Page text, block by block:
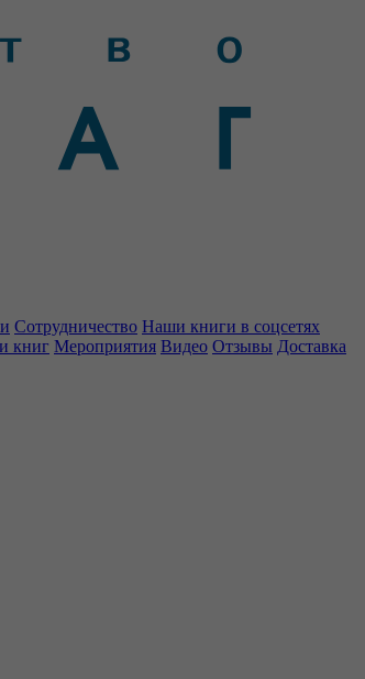
Сотрудничество Наши книги в соцсетях
книг Мероприятия Видео Отзывы Доставка